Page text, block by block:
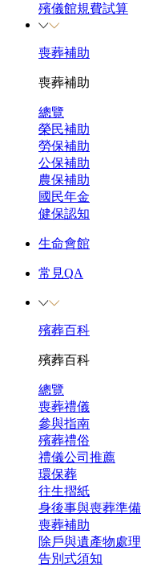
殯儀館規費試算
喪葬補助
喪葬補助
總覽
榮民補助
勞保補助
公保補助
農保補助
國民年金
健保認知
生命會館
常見QA
殯葬百科
殯葬百科
總覽
喪葬禮儀
參與指南
殯葬禮俗
禮儀公司推薦
環保葬
往生摺紙
身後事與喪葬準備
喪葬補助
除戶與遺產物處理
告別式須知